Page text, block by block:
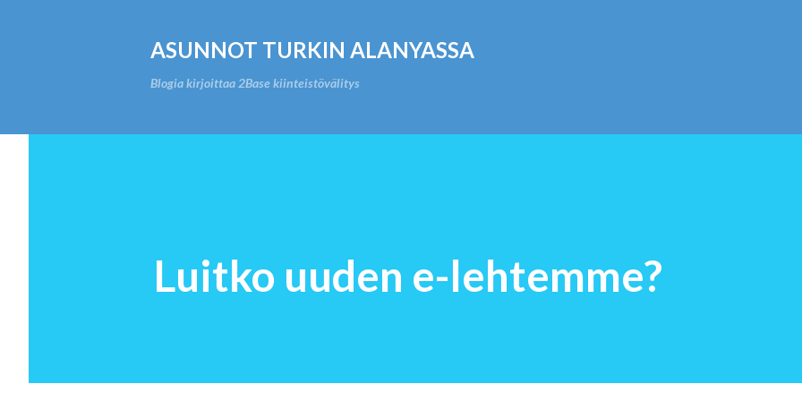
ASUNNOT TURKIN ALANYASSA
Blogia kirjoittaa 2Base kiinteistövälitys
Luitko uuden e-lehtemme?